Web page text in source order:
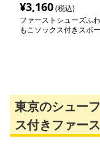
¥3,160(税込)
ファーストシューズふわ
もこソックス付きスポー
東京のシュー
ス付きファー